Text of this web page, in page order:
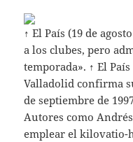
↑ El País (19 de
a los clubes, pero
temporada». ↑ El
Valladolid confirma
de septiembre de
Autores como
emplear el kilovatio-